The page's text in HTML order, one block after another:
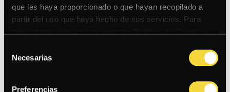
que les haya proporcionado o que hayan recopilado a
partir del uso que haya hecho de sus servicios. Para
Necesarias
Preferencias
LA PASTA NOCTÁMBULA
PASTA CREMOSA CON CHAMPIS, TOCINO, POLLO